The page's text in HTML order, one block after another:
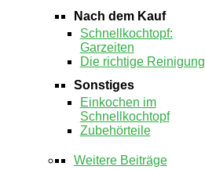
Nach dem Kauf
Schnellkochtopf:
Garzeiten
Die richtige Reinigung
Sonstiges
Einkochen im
Schnellkochtopf
Zubehörteile
Weitere Beiträge